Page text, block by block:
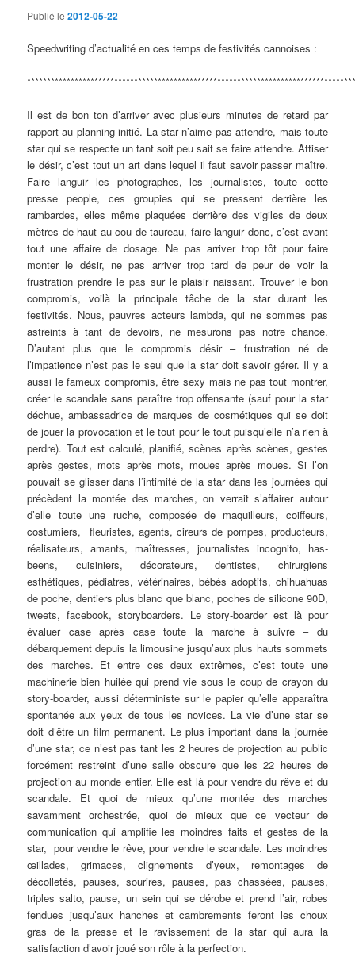
Publié le2012-05-22
Speedwriting d’actualité en ces temps de festivités cannoises :
Il est de bon ton d’arriver avec plusieurs minutes de retard par
rapport au planning initié. La star n’aime pas attendre, mais toute
star qui se respecte un tant soit peu sait se faire attendre. Attiser
le désir, c’est tout un art dans lequel il faut savoir passer maître.
Faire languir les photographes, les journalistes, toute cette
presse people, ces groupies qui se pressent derrière les
rambardes, elles même plaquées derrière des vigiles de deux
mètres de haut au cou de taureau, faire languir donc, c’est avant
tout une affaire de dosage. Ne pas arriver trop tôt pour faire
monter le désir, ne pas arriver trop tard de peur de voir la
frustration prendre le pas sur le plaisir naissant. Trouver le bon
compromis, voilà la principale tâche de la star durant les
festivités. Nous, pauvres acteurs lambda, qui ne sommes pas
astreints à tant de devoirs, ne mesurons pas notre chance.
D’autant plus que le compromis désir – frustration né de
l’impatience n’est pas le seul que la star doit savoir gérer. Il y a
aussi le fameux compromis, être sexy mais ne pas tout montrer,
créer le scandale sans paraître trop offensante (sauf pour la star
déchue, ambassadrice de marques de cosmétiques qui se doit
de jouer la provocation et le tout pour le tout puisqu’elle n’a rien à
perdre). Tout est calculé, planifié, scènes après scènes, gestes
après gestes, mots après mots, moues après moues. Si l’on
pouvait se glisser dans l’intimité de la star dans les journées qui
précèdent la montée des marches, on verrait s’affairer autour
d’elle toute une ruche, composée de maquilleurs, coiffeurs,
costumiers, fleuristes, agents, cireurs de pompes, producteurs,
réalisateurs, amants, maîtresses, journalistes incognito, has-
beens, cuisiniers, décorateurs, dentistes, chirurgiens
esthétiques, pédiatres, vétérinaires, bébés adoptifs, chihuahuas
de poche, dentiers plus blanc que blanc, poches de silicone 90D,
tweets, facebook, storyboarders. Le story-boarder est là pour
évaluer case après case toute la marche à suivre – du
débarquement depuis la limousine jusqu’aux plus hauts sommets
des marches. Et entre ces deux extrêmes, c’est toute une
machinerie bien huilée qui prend vie sous le coup de crayon du
story-boarder, aussi déterministe sur le papier qu’elle apparaîtra
spontanée aux yeux de tous les novices. La vie d’une star se
doit d’être un film permanent. Le plus important dans la journée
d’une star, ce n’est pas tant les 2 heures de projection au public
forcément restreint d’une salle obscure que les 22 heures de
projection au monde entier. Elle est là pour vendre du rêve et du
scandale. Et quoi de mieux qu’une montée des marches
savamment orchestrée, quoi de mieux que ce vecteur de
communication qui amplifie les moindres faits et gestes de la
star, pour vendre le rêve, pour vendre le scandale. Les moindres
œillades, grimaces, clignements d’yeux, remontages de
décolletés, pauses, sourires, pauses, pas chassées, pauses,
triples salto, pause, un sein qui se dérobe et prend l’air, robes
fendues jusqu’aux hanches et cambrements feront les choux
gras de la presse et le ravissement de la star qui aura la
satisfaction d’avoir joué son rôle à la perfection.